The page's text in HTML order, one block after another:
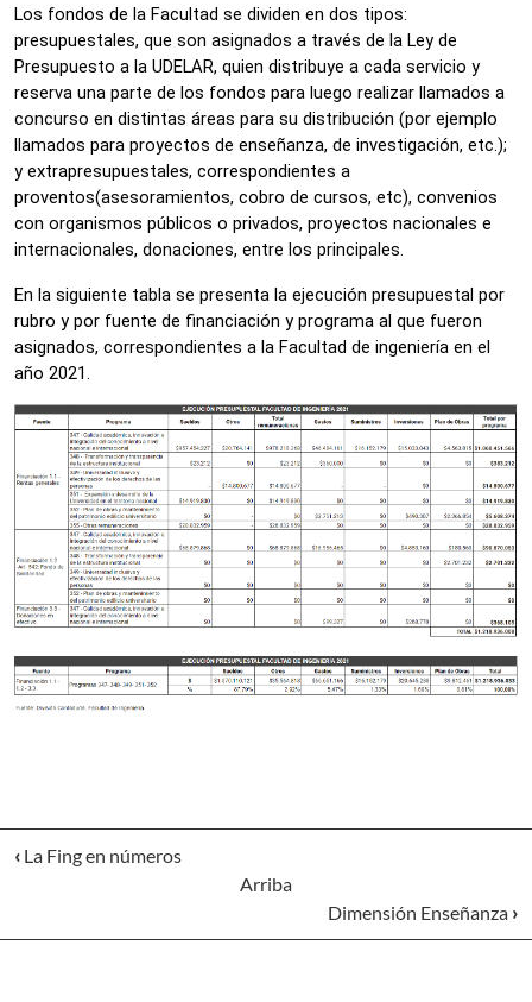
Los fondos de la Facultad se dividen en dos tipos:
presupuestales, que son asignados a través de la Ley de
Presupuesto a la UDELAR, quien distribuye a cada servicio y
reserva una parte de los fondos para luego realizar llamados a
concurso en distintas áreas para su distribución (por ejemplo
llamados para proyectos de enseñanza, de investigación, etc.);
y extrapresupuestales, correspondientes a
proventos(asesoramientos, cobro de cursos, etc), convenios
con organismos públicos o privados, proyectos nacionales e
internacionales, donaciones, entre los principales.
En la siguiente tabla se presenta la ejecución presupuestal por
rubro y por fuente de financiación y programa al que fueron
asignados, correspondientes a la Facultad de ingeniería en el
año 2021.
‹ La Fing en números
Arriba
Dimensión Enseñanza ›